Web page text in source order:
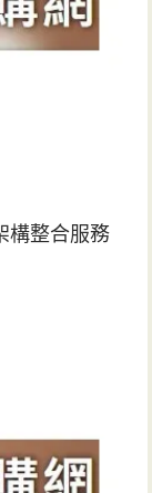
構整合服務